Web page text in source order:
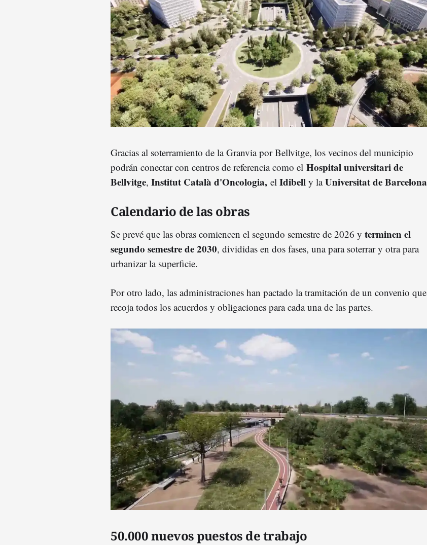
Gracias al soterramiento de la Granvia por Bellvitge, los vecinos del municipio
podrán conectar con centros de referencia como el Hospital universitari de
Bellvitge, Institut Català d'Oncologia, el Idibell y laUniversitat de Barcelona
Calendario de las obras
Se prevé que las obras comiencen el segundo semestre de 2026 y terminen el
segundo semestre de 2030, divididas en dos fases, una para soterrar y otra para
urbanizar la superficie.
Por otro lado, las administraciones han pactado la tramitación de un convenio que
recoja todos los acuerdos y obligaciones para cada una de las partes.
50.000 nuevos puestos de trabajo